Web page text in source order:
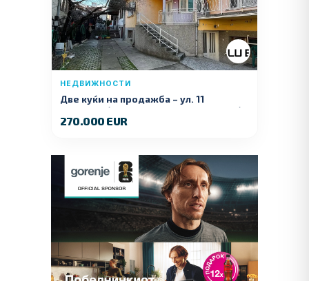
НЕДВИЖНОСТИ
Две куќи на продажба – ул. 11
Ноември (Наспроти Селман Туризам)
270.000 EUR